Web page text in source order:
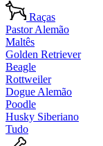
Raças
Pastor Alemão
Maltês
Golden Retriever
Beagle
Rottweiler
Dogue Alemão
Poodle
Husky Siberiano
Tudo